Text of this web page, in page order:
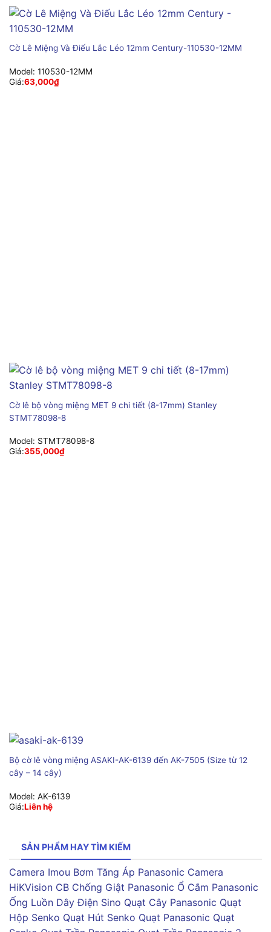
Cờ Lê Miệng Và Điếu Lắc Léo 12mm Century-110530-12MM
Model: 110530-12MM
Giá:63,000₫
Cờ lê bộ vòng miệng MET 9 chi tiết (8-17mm) Stanley
STMT78098-8
Model: STMT78098-8
Giá:355,000₫
Bộ cờ lê vòng miệng ASAKI-AK-6139 đến AK-7505 (Size từ 12
cây – 14 cây)
Model: AK-6139
Giá:Liên hệ
SẢN PHẨM HAY TÌM KIẾM
Camera Imou Bơm Tăng Áp Panasonic Camera
HiKVision CB Chống Giật Panasonic Ổ Cắm Panasonic
Ống Luồn Dây Điện Sino Quạt Cây Panasonic Quạt
Hộp Senko Quạt Hút Senko Quạt Panasonic Quạt